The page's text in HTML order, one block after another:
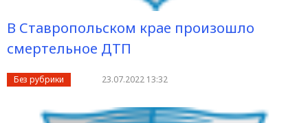
В Ставропольском крае произошло
смертельное ДТП
Без рубрики 23.07.2022 13:32